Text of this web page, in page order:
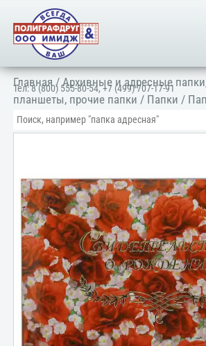
Тел:8 (800) 555-80-54,+7 (499) 707-17-91
Главная/Архивные и адресные
планшеты, прочие папки / Папки /
документов/Для личных документов